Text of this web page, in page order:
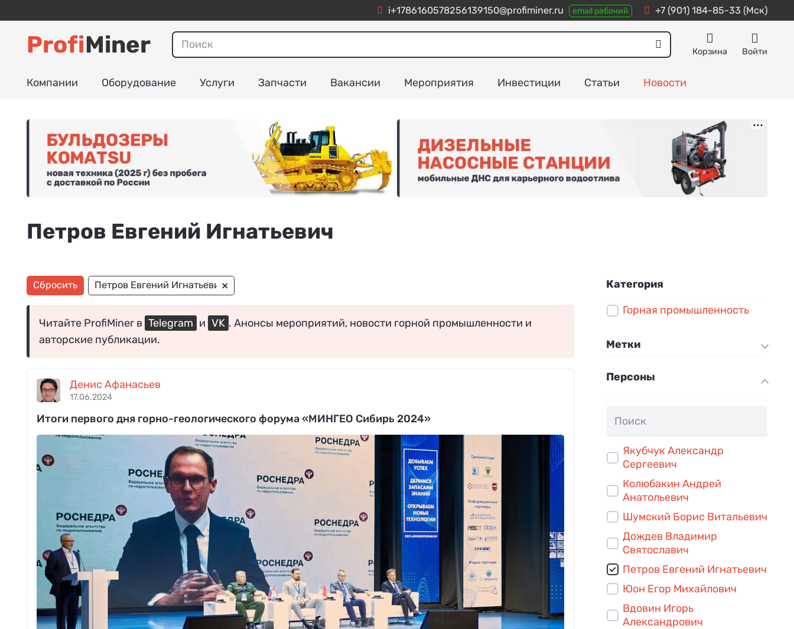
i+1786160578256139150@profiminer.ru email рабочий +7 (901) 184-85-33 (Мск)
ProfiMiner Корзина Войти
Компании Оборудование Услуги Запчасти Вакансии Мероприятия Инвестиции Статьи Новости
Петров Евгений Игнатьевич
Сбросить Петров Евгений Игнатьевич×
Читайте ProfiMiner в Telegram и VK . Анонсы мероприятий, новости горной промышленности и
авторские публикации.
Денис Афанасьев
17.06.2024
Итоги первого дня горно-геологического форума «МИНГЕО Сибирь 2024»
Категория
Горная промышленность
Метки
Персоны
Якубчук Александр
Сергеевич
Колюбакин Андрей
Анатольевич
Шумский Борис Витальевич
Дождев Владимир
Святославич
Петров Евгений Игнатьевич
Юон Егор Михайлович
Вдовин Игорь
Александрович